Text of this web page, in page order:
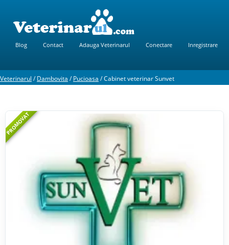
Blog Contact Adauga Veterinarul Conectare Inregistrare
Veterinarul /Dambovita /Pucioasa /Cabinet veterinar Sunvet
PROMOVAT